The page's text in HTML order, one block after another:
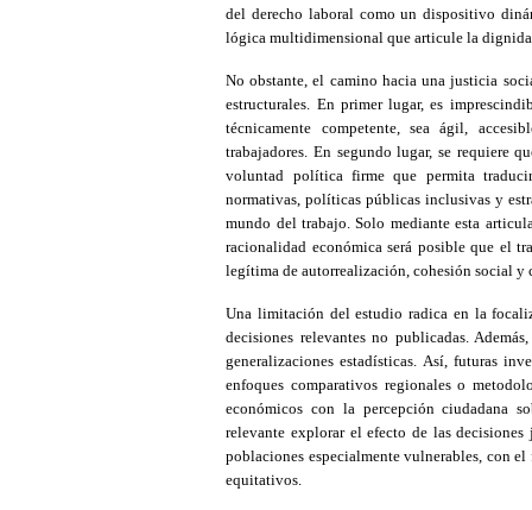
del derecho laboral como un dispositivo
lógica multidimensional que articule la
No obstante, el camino hacia una justicia
estructurales. En primer lugar, es
técnicamente competente, sea ágil,
trabajadores. En segundo lugar, se requiere
voluntad política firme que permita
normativas, políticas públicas inclusivas y
mundo del trabajo. Solo mediante esta
racionalidad económica será posible que el
legítima de autorrealización, cohesión social y
Una limitación del estudio radica en la
decisiones relevantes no publicadas.
generalizaciones estadísticas. Así, futuras
enfoques comparativos regionales o
económicos con la percepción ciudadana
relevante explorar el efecto de las
poblaciones especialmente vulnerables, con
equitativos.